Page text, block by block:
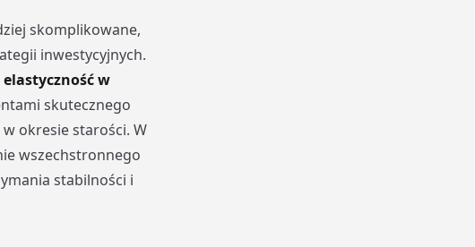
skomplikowane,
inwestycyjnych.
w
skutecznego
okresie starości. W
wszechstronnego
stabilności i